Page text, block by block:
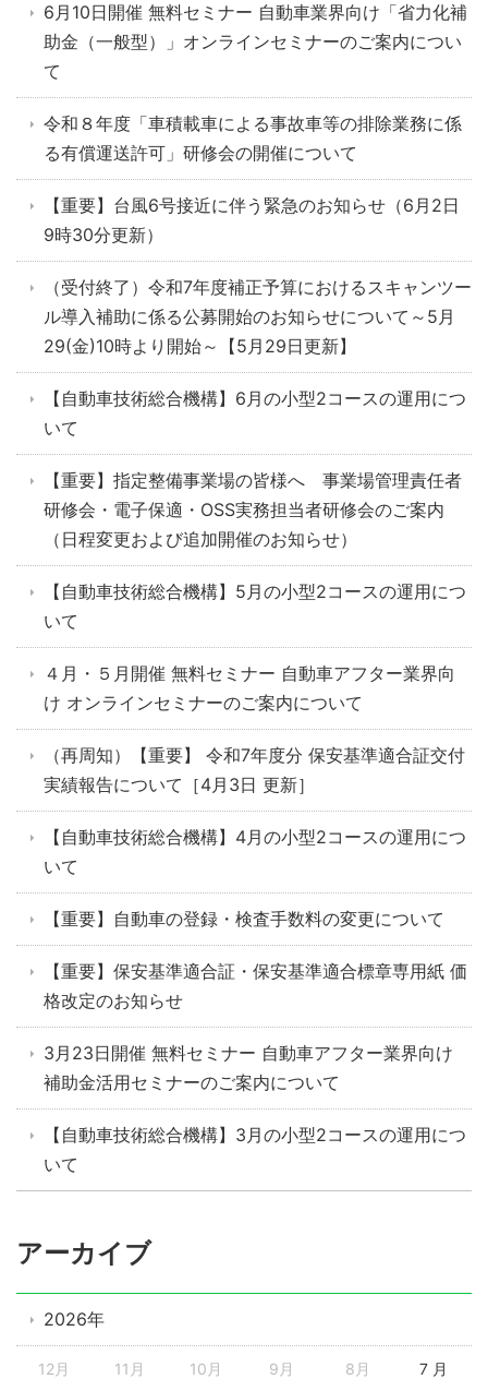
6月10日開催 無料セミナー 自動車業界向け「省力化補
助金（一般型）」オンラインセミナーのご案内につい
て
令和８年度「車積載車による事故車等の排除業務に係
る有償運送許可」研修会の開催について
【重要】台風6号接近に伴う緊急のお知らせ（6月2日
9時30分更新）
（受付終了）令和7年度補正予算におけるスキャンツー
ル導入補助に係る公募開始のお知らせについて～5月
29(金)10時より開始～【5月29日更新】
【自動車技術総合機構】6月の小型2コースの運用につ
いて
【重要】指定整備事業場の皆様へ 事業場管理責任者
研修会・電子保適・OSS実務担当者研修会のご案内
（日程変更および追加開催のお知らせ）
【自動車技術総合機構】5月の小型2コースの運用につ
いて
４月・５月開催 無料セミナー 自動車アフター業界向
け オンラインセミナーのご案内について
（再周知）【重要】 令和7年度分 保安基準適合証交付
実績報告について［4月3日 更新］
【自動車技術総合機構】4月の小型2コースの運用につ
いて
【重要】自動車の登録・検査手数料の変更について
【重要】保安基準適合証・保安基準適合標章専用紙 価
格改定のお知らせ
3月23日開催 無料セミナー 自動車アフター業界向け
補助金活用セミナーのご案内について
【自動車技術総合機構】3月の小型2コースの運用につ
いて
アーカイブ
2026年
12月 11月 10月 9月 8月 7 月